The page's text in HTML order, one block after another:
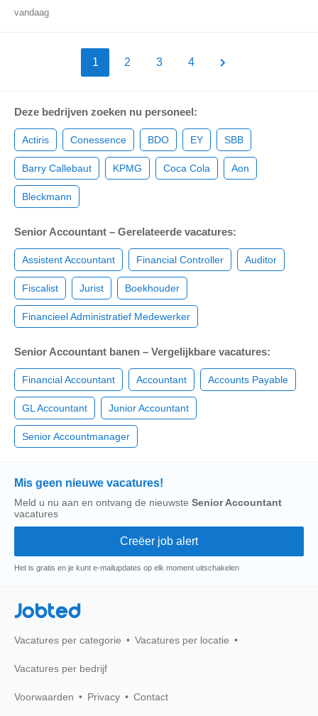
vandaag
1 2 3 4
Deze bedrijven zoeken nu personeel:
Actiris Conessence BDO EY SBB
Barry Callebaut KPMG Coca Cola Aon
Bleckmann
Senior Accountant – Gerelateerde vacatures:
Assistent Accountant Financial Controller Auditor
Fiscalist Jurist Boekhouder
Financieel Administratief Medewerker
Senior Accountant banen – Vergelijkbare vacatures:
Financial Accountant Accountant Accounts Payable
GL Accountant Junior Accountant
Senior Accountmanager
Mis geen nieuwe vacatures!
Meld u nu aan en ontvang de nieuwste Senior Accountant
vacatures
Het is gratis en je kunt e-mailupdates op elk moment uitschakelen
Jobted
Vacatures per categorie Vacatures per locatie
Vacatures per bedrijf
Voorwaarden Privacy Contact